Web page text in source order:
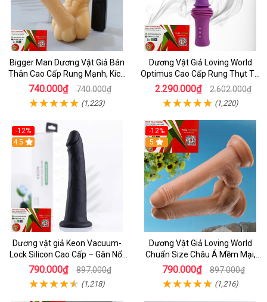
Bigger Man Dương Vật Giả Bán
Thân Cao Cấp Rung Mạnh, Kích
Thích Thực Tế
740.000₫ 740.000₫
(1,223)
Dương Vật Giả Loving World
Optimus Cao Cấp Rung Thụt Tự
Động, Sưởi Ấm Thực Tế, Điều
Khiển Từ Xa
2.290.000₫ 2.602.000₫
(1,220)
-12%
4.5
Dương vật giả Keon Vacuum-
Lock Silicon Cao Cấp – Gân Nổi
Mềm Mại, Đế Hút Chân Không
790.000₫ 897.000₫
(1,218)
-12%
5
Dương Vật Giả Loving World
Chuẩn Size Châu Á Mềm Mại,
An Toàn
790.000₫ 897.000₫
(1,216)